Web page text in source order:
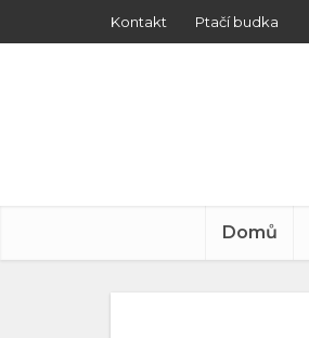
Kontakt Ptačí budka
Domů